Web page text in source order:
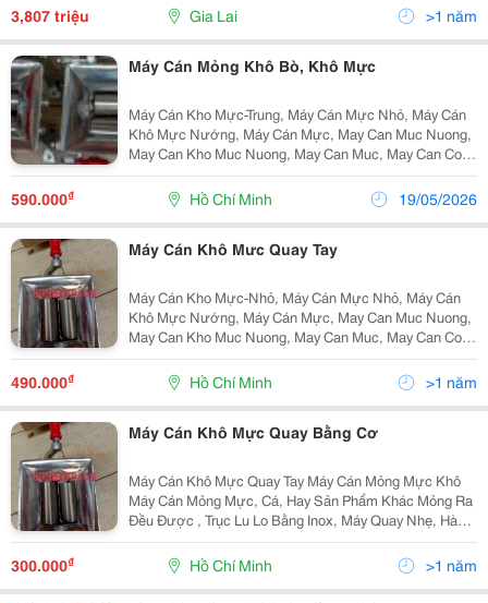
3,807 triệu Gia Lai >1 năm
Máy Cán Mỏng Khô Bò, Khô Mực
Máy Cán Kho Mực-Trung, Máy Cán Mực Nhỏ, Máy Cán
Khô Mực Nướng, Máy Cán Mực, May Can Muc Nuong,
May Can Kho Muc Nuong, May Can Muc, May Can Con
Muc, May Can Kho Muc, May Can Kho Muc Bang Tay,
Máy Cán Kho Muc Bằng Tay. Cán Kho Mực, Cá Đuối
590.000₫ Hồ Chí Minh 19/05/2026
Máy Cán Khô Mưc Quay Tay
Máy Cán Kho Mực-Nhỏ, Máy Cán Mực Nhỏ, Máy Cán
Khô Mực Nướng, Máy Cán Mực, May Can Muc Nuong,
May Can Kho Muc Nuong, May Can Muc, May Can Con
Muc, May Can Muc Bang Tay, May Can Kho Muc Bang
10 Cm....
490.000₫ Hồ Chí Minh >1 năm
Máy Cán Khô Mực Quay Bằng Cơ
Máy Cán Khô Mực Quay Tay Máy Cán Mỏng Mực Khô
Máy Cán Mỏng Mực, Cá, Hay Sản Phẩm Khác Mỏng Ra
Đều Được , Trục Lu Lo Bằng Inox, Máy Quay Nhẹ, Hàng
Có Sẳn, Giao Hàng Tận Nơi Mua Hàng: Gò Vấp (Đối
Diện Siêu Thị Emart Hàn Quốc) Đ/C: 485/4 Phan...
300.000₫ Hồ Chí Minh >1 năm